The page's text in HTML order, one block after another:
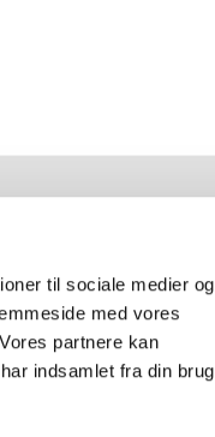
til sociale medier og
med vores
partnere kan
indsamlet fra din brug
Facebook